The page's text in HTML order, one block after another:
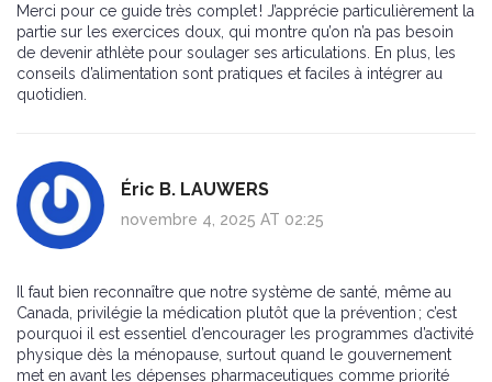
Merci pour ce guide très complet ! J’apprécie particulièrement la
partie sur les exercices doux, qui montre qu’on n’a pas besoin
de devenir athlète pour soulager ses articulations. En plus, les
conseils d’alimentation sont pratiques et faciles à intégrer au
quotidien.
Éric B. LAUWERS
novembre 4, 2025 AT 02:25
Il faut bien reconnaître que notre système de santé, même au
Canada, privilégie la médication plutôt que la prévention ; c’est
pourquoi il est essentiel d’encourager les programmes d’activité
physique dès la ménopause, surtout quand le gouvernement
met en avant les dépenses pharmaceutiques comme priorité